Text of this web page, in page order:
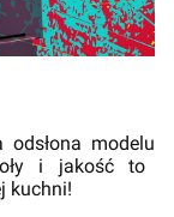
odsłona modelu
i jakość to
kuchni!